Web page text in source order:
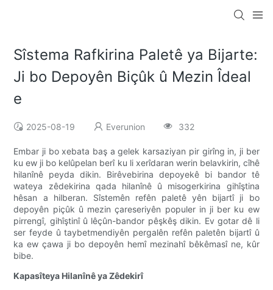
Sîstema Rafkirina Paletê ya Bijarte:
Ji bo Depoyên Biçûk û Mezin Îdeal
e
2025-08-19 Everunion 332
Embar ji bo xebata baş a gelek karsaziyan pir girîng in, ji ber
ku ew ji bo kelûpelan berî ku li xerîdaran werin belavkirin, cîhê
hilanînê peyda dikin. Birêvebirina depoyekê bi bandor tê
wateya zêdekirina qada hilanînê û misogerkirina gihîştina
hêsan a hilberan. Sîstemên refên paletê yên bijartî ji bo
depoyên piçûk û mezin çareseriyên populer in ji ber ku ew
pirrengî, gihîştinî û lêçûn-bandor pêşkêş dikin. Ev gotar dê li
ser feyde û taybetmendiyên pergalên refên paletên bijartî û
ka ew çawa ji bo depoyên hemî mezinahî bêkêmasî ne, kûr
bibe.
Kapasîteya Hilanînê ya Zêdekirî